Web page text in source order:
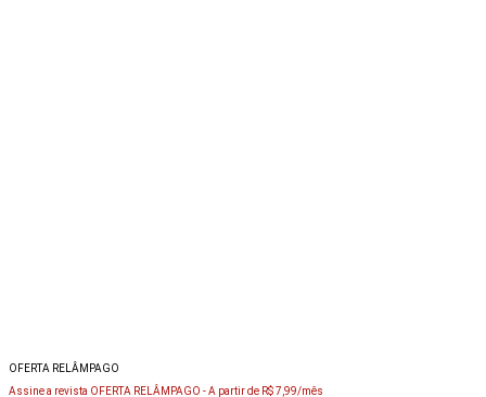
OFERTA RELÂMPAGO
Assine a revista OFERTA RELÂMPAGO -A partir de R$ 7,99/mês